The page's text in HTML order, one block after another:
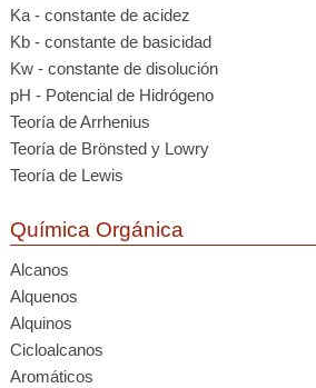
Ka - constante de acidez
Kb - constante de basicidad
Kw - constante de disolución
pH - Potencial de Hidrógeno
Teoría de Arrhenius
Teoría de Brönsted y Lowry
Teoría de Lewis
Química Orgánica
Alcanos
Alquenos
Alquinos
Cicloalcanos
Aromáticos